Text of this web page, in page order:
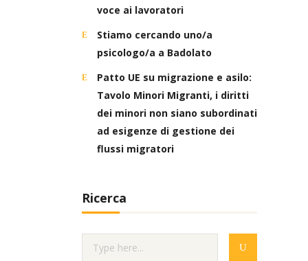
voce ai lavoratori
Stiamo cercando uno/a
psicologo/a a Badolato
Patto UE su migrazione e asilo:
Tavolo Minori Migranti, i diritti
dei minori non siano subordinati
ad esigenze di gestione dei
flussi migratori
Ricerca